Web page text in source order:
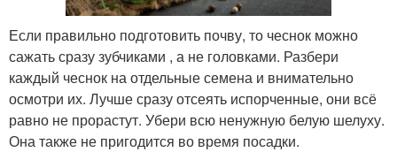
Если правильно подготовить почву, то чеснок можно
сажать сразу зубчиками , а не головками. Разбери
каждый чеснок на отдельные семена и внимательно
осмотри их. Лучше сразу отсеять испорченные, они всё
равно не прорастут. Убери всю ненужную белую шелуху.
Она также не пригодится во время посадки.